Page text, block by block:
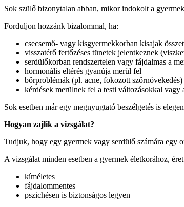
Sok szülő bizonytalan abban, mikor indokolt a
Forduljon hozzánk bizalommal, ha:
csecsemő- vagy kisgyermekkorban kisajak
visszatérő fertőzéses tünetek jelentkeznek
serdülőkorban rendszertelen vagy fájdalmas a
hormonális eltérés gyanúja merül fel
bőrproblémák (pl. acne, fokozott
kérdések merülnek fel a testi változásokkal vagy
Sok esetben már egy megnyugtató beszélgetés is
Hogyan zajlik a vizsgálat?
Tudjuk, hogy egy gyermek vagy serdülő számára egy
A vizsgálat minden esetben a gyermek életkorához,
kíméletes
fájdalommentes
pszichésen is biztonságos legyen